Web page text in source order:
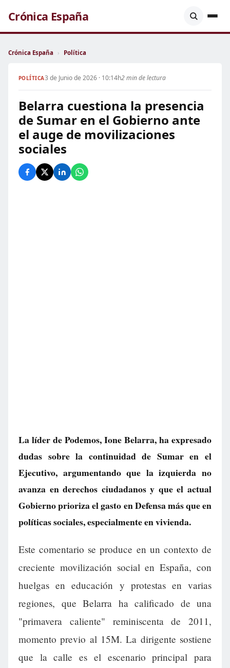
Crónica España
Crónica España › Política
POLÍTICA3 de Junio de 2026 · 10:14h2 min de lectura
Belarra cuestiona la presencia
de Sumar en el Gobierno ante
el auge de movilizaciones
sociales
La líder de Podemos, Ione Belarra, ha expresado
dudas sobre la continuidad de Sumar en el
Ejecutivo, argumentando que la izquierda no
avanza en derechos ciudadanos y que el actual
Gobierno prioriza el gasto en Defensa más que en
políticas sociales, especialmente en vivienda.
Este comentario se produce en un contexto de
creciente movilización social en España, con
huelgas en educación y protestas en varias
regiones, que Belarra ha calificado de una
"primavera caliente" reminiscenta de 2011,
momento previo al 15M. La dirigente sostiene
que la calle es el escenario principal para